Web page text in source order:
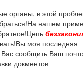
органы, в этой
нашем
моя последняя
сообщить Ваш
докментов